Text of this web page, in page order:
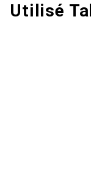
Utilisé